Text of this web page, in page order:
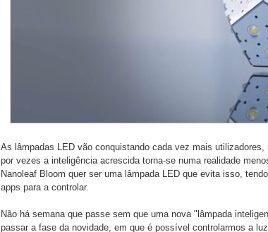
As lâmpadas LED vão conquistando cada vez mais
por vezes a inteligência acrescida torna-se numa realidade
Nanoleaf Bloom quer ser uma lâmpada LED que evita isso,
apps para a controlar.
Não há semana que passe sem que uma nova "lâmpada
passar a fase da novidade, em que é possível controlarmos a